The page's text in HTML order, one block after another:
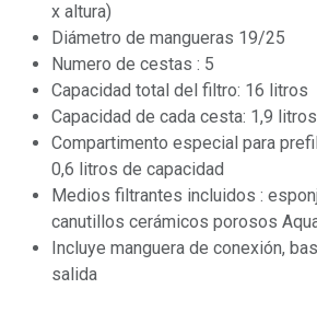
x altura)
Diámetro de mangueras 19/25
Numero de cestas : 5
Capacidad total del filtro: 16 litros
Capacidad de cada cesta: 1,9 litros
Compartimento especial para
0,6 litros de capacidad
Medios filtrantes incluidos :
canutillos cerámicos porosos
Incluye manguera de conexión,
salida